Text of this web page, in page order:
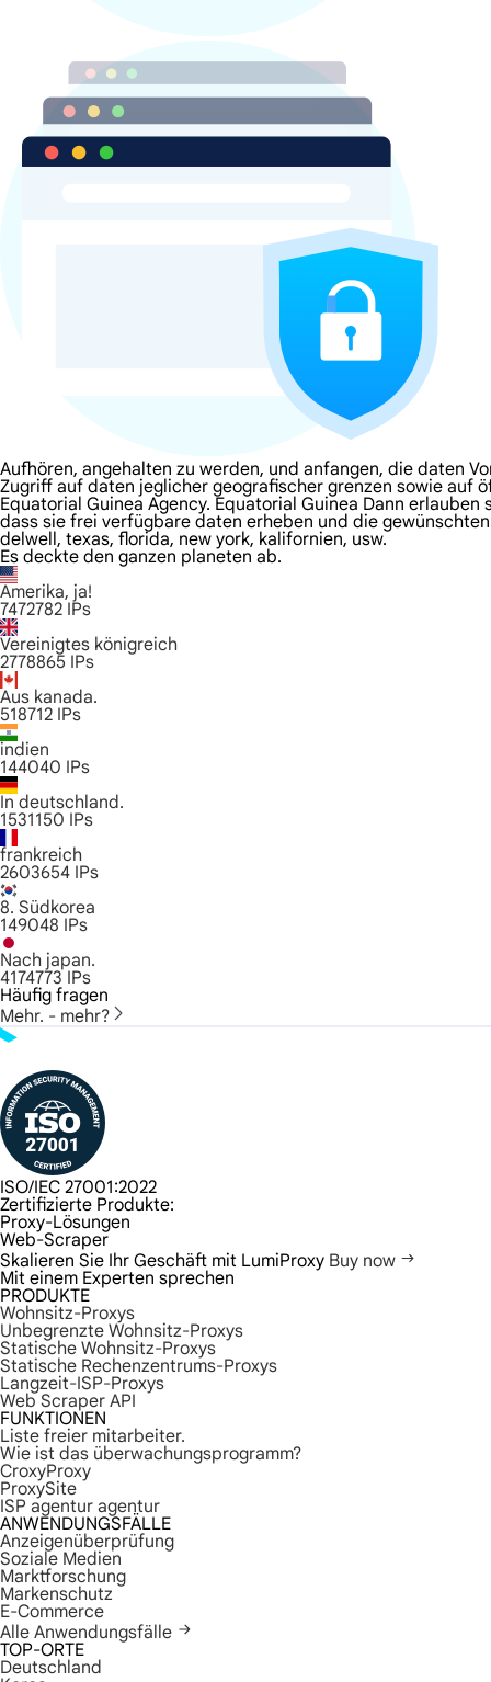
Aufhören, angehalten zu werden, und anfangen, die daten
Zugriff auf daten jeglicher geografischer grenzen sowie auf
Equatorial Guinea Agency. Equatorial Guinea Dann
dass sie frei verfügbare daten erheben und die
delwell, texas, florida, new york, kalifornien, usw.
Es deckte den ganzen planeten ab.
Amerika, ja!
7472782 IPs
Vereinigtes königreich
2778865 IPs
Aus kanada.
518712 IPs
indien
144040 IPs
In deutschland.
1531150 IPs
frankreich
2603654 IPs
8. Südkorea
149048 IPs
Nach japan.
4174773 IPs
Häufig fragen
Mehr. - mehr?
ISO/IEC 27001:2022
Zertifizierte Produkte:
Proxy-Lösungen
Web-Scraper
Skalieren Sie Ihr Geschäft mit LumiProxy Buy now
Mit einem Experten sprechen
PRODUKTE
Wohnsitz-Proxys
Unbegrenzte Wohnsitz-Proxys
Statische Wohnsitz-Proxys
Statische Rechenzentrums-Proxys
Langzeit-ISP-Proxys
Web Scraper API
FUNKTIONEN
Liste freier mitarbeiter.
Wie ist das überwachungsprogramm?
CroxyProxy
ProxySite
ISP agentur agentur
ANWENDUNGSFÄLLE
Anzeigenüberprüfung
Soziale Medien
Marktforschung
Markenschutz
E-Commerce
Alle Anwendungsfälle
TOP-ORTE
Deutschland